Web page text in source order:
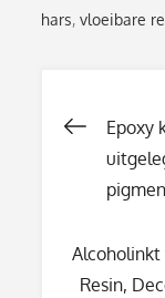
hars,vloeibare
Epoxy
Alcoholinkt
Resin,